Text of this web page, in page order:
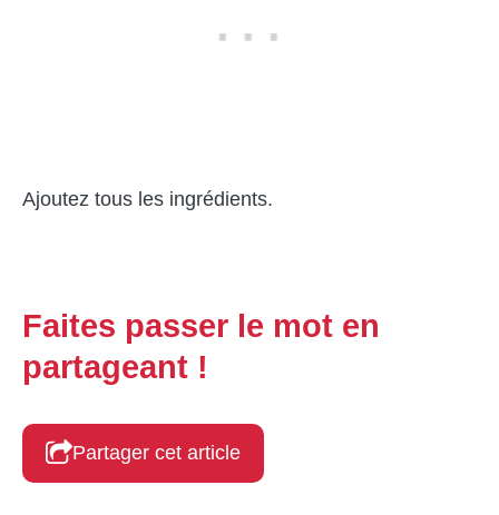
Ajoutez tous les ingrédients.
Faites passer le mot en
partageant !
Partager cet article